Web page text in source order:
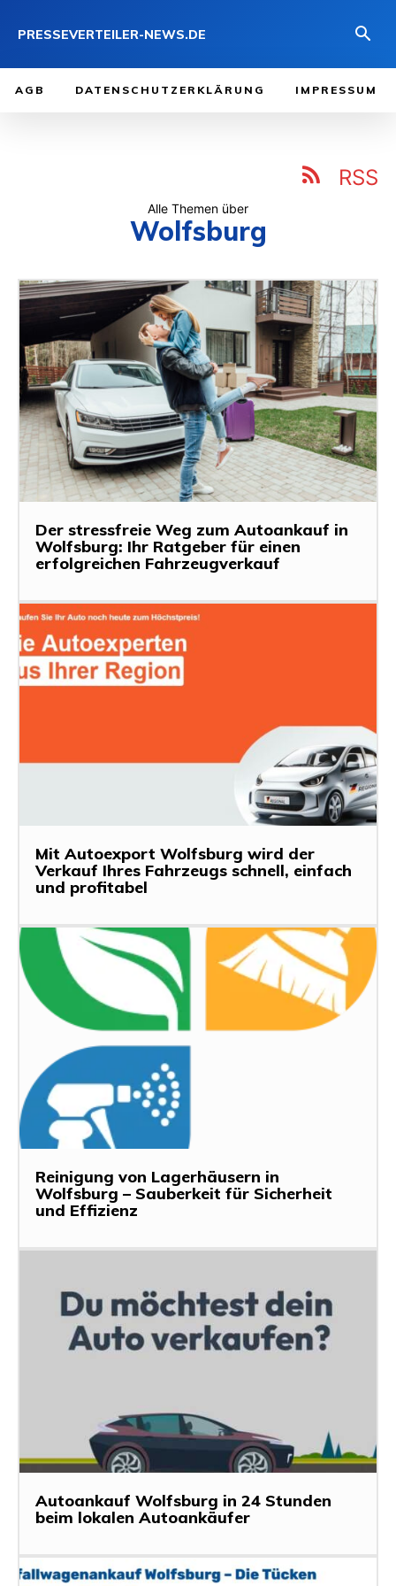
PRESSEVERTEILER-NEWS.DE
AGB DATENSCHUTZERKLÄRUNG IMPRESSUM
RSS
Alle Themen über
Wolfsburg
Der stressfreie Weg zum Autoankauf in
Wolfsburg: Ihr Ratgeber für einen
erfolgreichen Fahrzeugverkauf
Mit Autoexport Wolfsburg wird der
Verkauf Ihres Fahrzeugs schnell, einfach
und profitabel
Reinigung von Lagerhäusern in
Wolfsburg – Sauberkeit für Sicherheit
und Effizienz
Autoankauf Wolfsburg in 24 Stunden
beim lokalen Autoankäufer